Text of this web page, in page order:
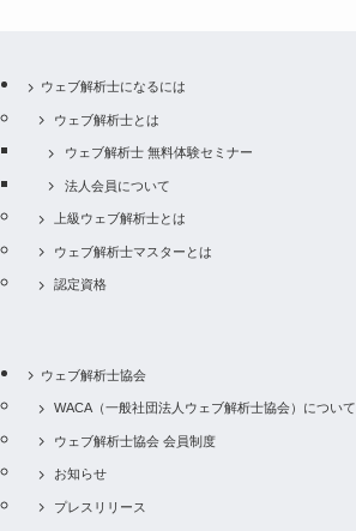
ウェブ解析士になるには
ウェブ解析士とは
ウェブ解析士 無料体験セミナー
法人会員について
上級ウェブ解析士とは
ウェブ解析士マスターとは
認定資格
ウェブ解析士協会
WACA（一般社団法人ウェブ解析士協会）について
ウェブ解析士協会 会員制度
お知らせ
プレスリリース